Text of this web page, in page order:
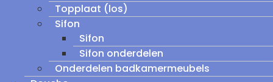
Topplaat (los)
Sifon
Sifon
Sifon onderdelen
Onderdelen badkamermeubels